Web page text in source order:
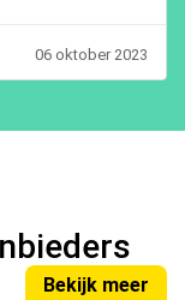
06 oktober 2023
Bekijk meer